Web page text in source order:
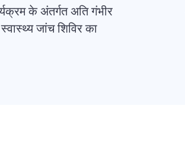
के अंतर्गत अति गंभीर
जांच शिविर का